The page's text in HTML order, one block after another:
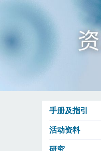
手册及指引
活动资​​料
研究